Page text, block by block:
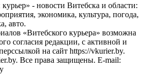
- новости Витебска и области:
экономика, культура, погода,
авто.
«Витебского курьера» возможна
согласия редакции, с активной и
на сайт https://vkurier.by.
Все права защищены. E-mail: